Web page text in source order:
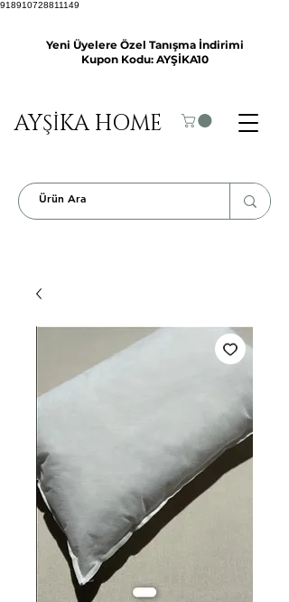
918910728811149
Yeni Üyelere Özel Tanışma İndirimi
Kupon Kodu: AYŞİKA10
AYŞİKA HOME